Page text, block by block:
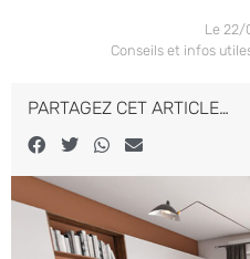
Le 22/
Conseils et infos
PARTAGEZ CET ARTICLE…